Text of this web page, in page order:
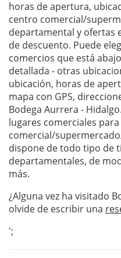
horas de apertura,
centro comercial/
departamental y ofertas
de descuento. Puede
comercios que está
detallada - otras
ubicación, horas de
mapa con GPS,
Bodega Aurrera -
lugares comerciales
comercial/
dispone de todo tipo de
departamentales, de
más.
¿Alguna vez ha visitado
olvide de escribir una
';